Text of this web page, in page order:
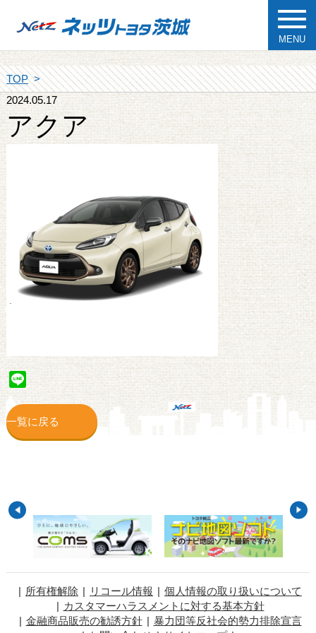
MENU
TOP
2024.05.17
アクア
Line
一覧に戻る
所有権解除 リコール情報
個人情報の取り扱いについて
カスタマーハラスメントに対する基本方針
金融商品販売の勧誘方針
暴力団等反社会的勢力排除宣言